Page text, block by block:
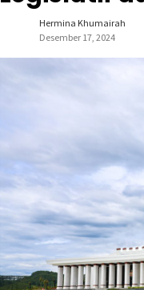
Hermina Khumairah
Desember 17, 2024